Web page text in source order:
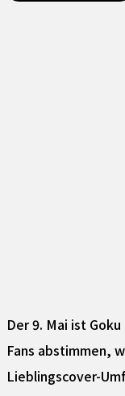
Der 9. Mai ist
Fans abstimmen,
Lieblingscover-